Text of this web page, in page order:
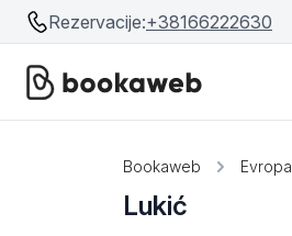
Rezervacije:+38166222630
Bosna i Hercegovina
Bookaweb Evropa
Lukić